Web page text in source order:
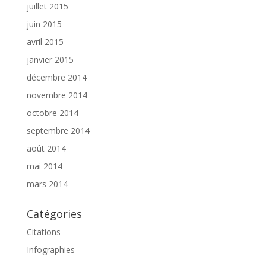
juillet 2015
juin 2015
avril 2015
janvier 2015
décembre 2014
novembre 2014
octobre 2014
septembre 2014
août 2014
mai 2014
mars 2014
Catégories
Citations
Infographies